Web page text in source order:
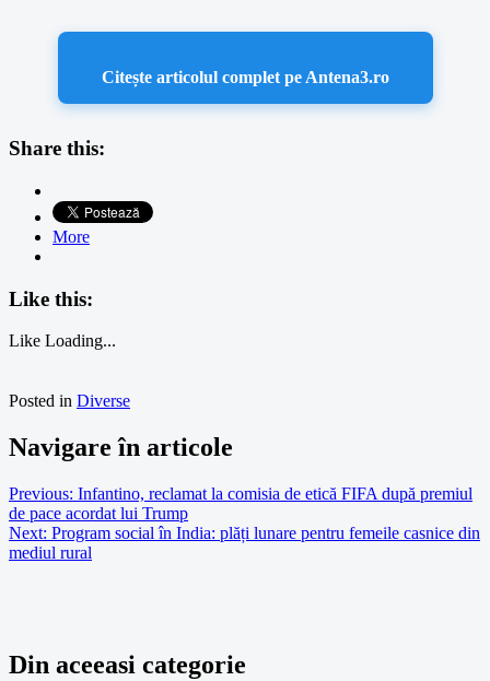
Citește articolul complet pe Antena3.ro
Share this:
More
Like this:
Like Loading...
Posted in Diverse
Navigare în articole
Previous: Infantino, reclamat la comisia de etică FIFA după premiul
de pace acordat lui Trump
Next: Program social în India: plăți lunare pentru femeile casnice din
mediul rural
Din aceeasi categorie